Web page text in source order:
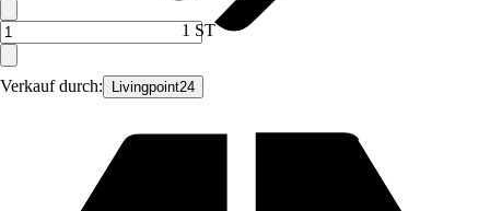
Verkauf durch: Livingpoint24
1 ST